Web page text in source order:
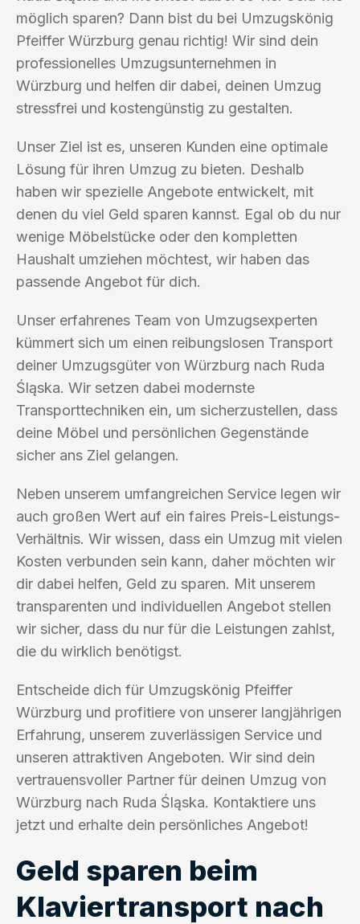
möglich sparen? Dann bist du bei Umzugskönig
Pfeiffer Würzburg genau richtig! Wir sind dein
professionelles Umzugsunternehmen in
Würzburg und helfen dir dabei, deinen Umzug
stressfrei und kostengünstig zu gestalten.
Unser Ziel ist es, unseren Kunden eine optimale
Lösung für ihren Umzug zu bieten. Deshalb
haben wir spezielle Angebote entwickelt, mit
denen du viel Geld sparen kannst. Egal ob du nur
wenige Möbelstücke oder den kompletten
Haushalt umziehen möchtest, wir haben das
passende Angebot für dich.
Unser erfahrenes Team von Umzugsexperten
kümmert sich um einen reibungslosen Transport
deiner Umzugsgüter von Würzburg nach Ruda
Śląska. Wir setzen dabei modernste
Transporttechniken ein, um sicherzustellen, dass
deine Möbel und persönlichen Gegenstände
sicher ans Ziel gelangen.
Neben unserem umfangreichen Service legen wir
auch großen Wert auf ein faires Preis-Leistungs-
Verhältnis. Wir wissen, dass ein Umzug mit vielen
Kosten verbunden sein kann, daher möchten wir
dir dabei helfen, Geld zu sparen. Mit unserem
transparenten und individuellen Angebot stellen
wir sicher, dass du nur für die Leistungen zahlst,
die du wirklich benötigst.
Entscheide dich für Umzugskönig Pfeiffer
Würzburg und profitiere von unserer langjährigen
Erfahrung, unserem zuverlässigen Service und
unseren attraktiven Angeboten. Wir sind dein
vertrauensvoller Partner für deinen Umzug von
Würzburg nach Ruda Śląska. Kontaktiere uns
jetzt und erhalte dein persönliches Angebot!
Geld sparen beim
Klaviertransport nach